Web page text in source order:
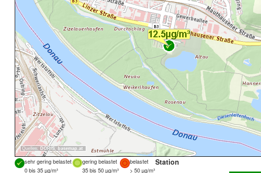
Quellen: DORIS, basemap.at
sehr gering belastet gering belastet
belastet
0 bis 35 µg/m³
35 bis 50 µg/m³ > 50 µg/m³
Station